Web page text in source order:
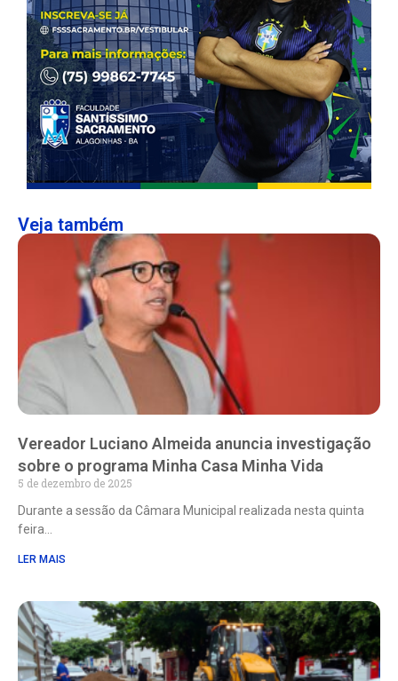
Veja também
Vereador Luciano Almeida anuncia investigação
sobre o programa Minha Casa Minha Vida
5 de dezembro de 2025
Durante a sessão da Câmara Municipal realizada nesta quinta
feira
LER MAIS